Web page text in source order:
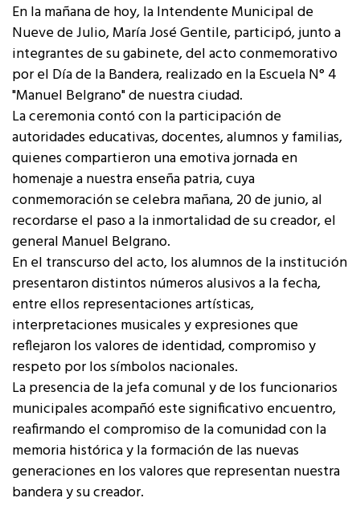
En la mañana de hoy, la Intendente Municipal de
Nueve de Julio, María José Gentile, participó, junto a
integrantes de su gabinete, del acto conmemorativo
por el Día de la Bandera, realizado en la Escuela N° 4
"Manuel Belgrano" de nuestra ciudad.
La ceremonia contó con la participación de
autoridades educativas, docentes, alumnos y familias,
quienes compartieron una emotiva jornada en
homenaje a nuestra enseña patria, cuya
conmemoración se celebra mañana, 20 de junio, al
recordarse el paso a la inmortalidad de su creador, el
general Manuel Belgrano.
En el transcurso del acto, los alumnos de la institución
presentaron distintos números alusivos a la fecha,
entre ellos representaciones artísticas,
interpretaciones musicales y expresiones que
reflejaron los valores de identidad, compromiso y
respeto por los símbolos nacionales.
La presencia de la jefa comunal y de los funcionarios
municipales acompañó este significativo encuentro,
reafirmando el compromiso de la comunidad con la
memoria histórica y la formación de las nuevas
generaciones en los valores que representan nuestra
bandera y su creador.